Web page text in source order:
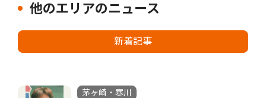
他のエリアのニュース
新着記事
茅ヶ崎・寒川